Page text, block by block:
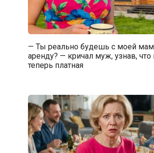
— Ты реально будешь с моей
аренду? — кричал муж, узнав, что
теперь платная